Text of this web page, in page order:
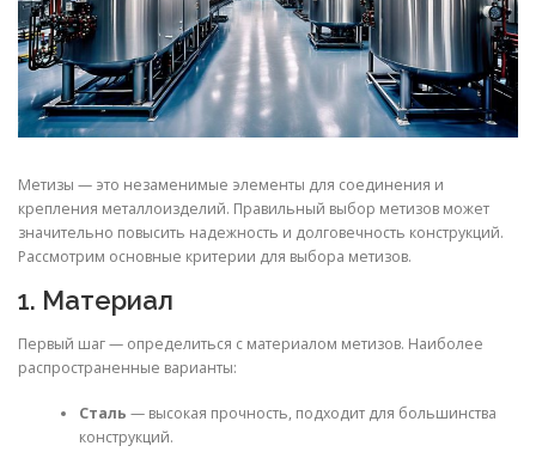
Метизы — это незаменимые элементы для соединения и
крепления металлоизделий. Правильный выбор метизов может
значительно повысить надежность и долговечность конструкций.
Рассмотрим основные критерии для выбора метизов.
1. Материал
Первый шаг — определиться с материалом метизов. Наиболее
распространенные варианты:
Сталь — высокая прочность, подходит для большинства
конструкций.